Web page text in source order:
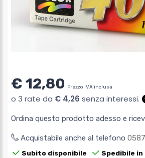
€ 12,80 Prezzo IVA inclusa
Ordina questo prodotto adesso e
Acquistabile anche al telefono
Subito disponibile
Spedibile in